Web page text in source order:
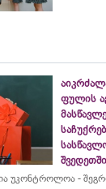
ფულის
უკონტროლოა -